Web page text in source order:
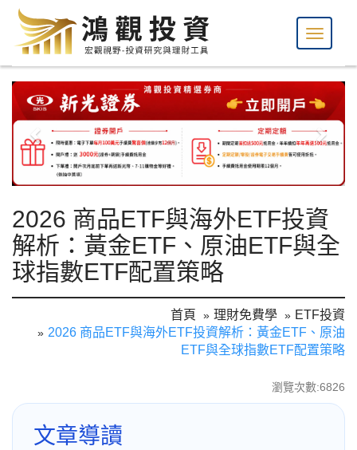
2026 商品ETF與海外ETF投資
解析：黃金ETF、原油ETF與全
球指數ETF配置策略
首頁 理財免費學
ETF投資
2026 商品ETF與海外ETF投資解析：黃金ETF、原油
ETF與全球指數ETF配置策略
瀏覽次數:6826
文章導讀